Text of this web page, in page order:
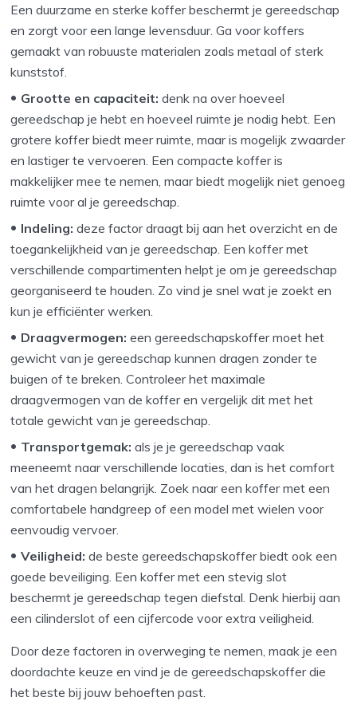
Een duurzame en sterke koffer beschermt je gereedschap
en zorgt voor een lange levensduur. Ga voor koffers
gemaakt van robuuste materialen zoals metaal of sterk
kunststof.
Grootte en capaciteit: denk na over hoeveel
gereedschap je hebt en hoeveel ruimte je nodig hebt. Een
grotere koffer biedt meer ruimte, maar is mogelijk zwaarder
en lastiger te vervoeren. Een compacte koffer is
makkelijker mee te nemen, maar biedt mogelijk niet genoeg
ruimte voor al je gereedschap.
Indeling: deze factor draagt bij aan het overzicht en de
toegankelijkheid van je gereedschap. Een koffer met
verschillende compartimenten helpt je om je gereedschap
georganiseerd te houden. Zo vind je snel wat je zoekt en
kun je efficiënter werken.
Draagvermogen: een gereedschapskoffer moet het
gewicht van je gereedschap kunnen dragen zonder te
buigen of te breken. Controleer het maximale
draagvermogen van de koffer en vergelijk dit met het
totale gewicht van je gereedschap.
Transportgemak: als je je gereedschap vaak
meeneemt naar verschillende locaties, dan is het comfort
van het dragen belangrijk. Zoek naar een koffer met een
comfortabele handgreep of een model met wielen voor
eenvoudig vervoer.
Veiligheid: de beste gereedschapskoffer biedt ook een
goede beveiliging. Een koffer met een stevig slot
beschermt je gereedschap tegen diefstal. Denk hierbij aan
een cilinderslot of een cijfercode voor extra veiligheid.
Door deze factoren in overweging te nemen, maak je een
doordachte keuze en vind je de gereedschapskoffer die
het beste bij jouw behoeften past.